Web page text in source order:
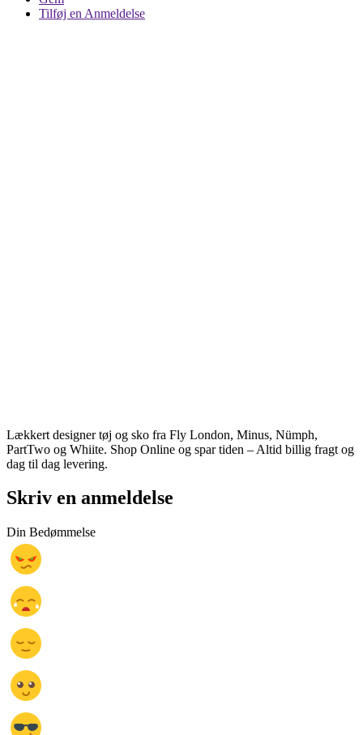
Tilføj en Anmeldelse
Lækkert designer tøj og sko fra Fly London, Minus, Nümph,
PartTwo og Whiite. Shop Online og spar tiden – Altid billig fragt og
dag til dag levering.
Skriv en anmeldelse
Din Bedømmelse